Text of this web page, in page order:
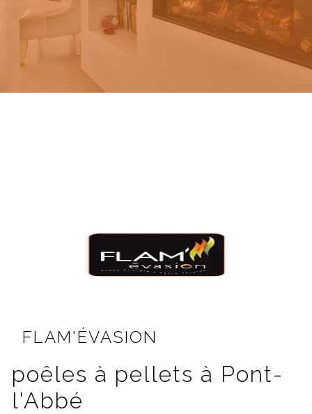
FLAM'ÉVASION
poêles à pellets à Pont-
l'Abbé